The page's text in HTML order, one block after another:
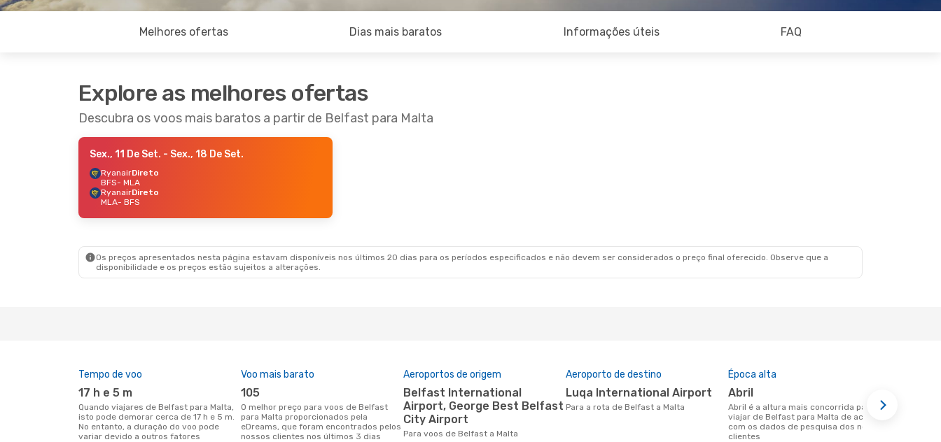
Melhores ofertas Dias mais baratos Informações úteis FAQ
Explore as melhores ofertas
Descubra os voos mais baratos a partir de Belfast para Malta
Sex., 11 De Set. - Sex., 18 De Set.
RyanairDireto
BFS- MLA
RyanairDireto
MLA- BFS
Os preços apresentados nesta página estavam disponíveis nos últimos 20 dias para os períodos especificados e não devem ser considerados o preço final oferecido. Observe que a
disponibilidade e os preços estão sujeitos a alterações.
Tempo de voo
17 h e 5 m
Quando viajares de Belfast para Malta,
isto pode demorar cerca de 17 h e 5 m.
No entanto, a duração do voo pode
variar devido a outros fatores
Voo mais barato
105
O melhor preço para voos de Belfast
para Malta proporcionados pela
eDreams, que foram encontrados pelos
nossos clientes nos últimos 3 dias
Aeroportos de origem
Belfast International
Airport, George Best Belfast
City Airport
Para voos de Belfast a Malta
Aeroporto de destino
Luqa International Airport
Para a rota de Belfast a Malta
Época alta
abril
abril é a altura mais concorrida para
viajar de Belfast para Malta de acordo
com os dados de pesquisa dos nossos
clientes